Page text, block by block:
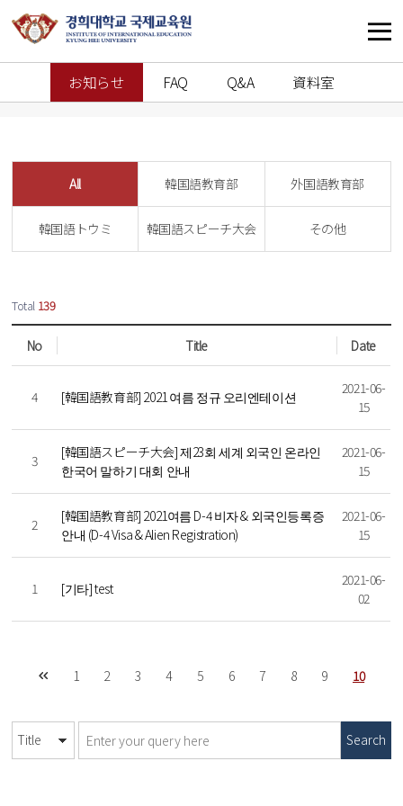
お知らせ FAQ Q&A 資料室
All 韓国語教育部 外国語教育部
韓国語トウミ 韓国語スピーチ大会 その他
Total 139
No Title Date
4 [韓国語教育部] 2021 여름 정규 오리엔테이션
2021-06-
15
3
[韓国語スピーチ大会] 제23회 세계 외국인 온라인
한국어 말하기 대회 안내
2021-06-
15
2
[韓国語教育部] 2021여름 D-4 비자 & 외국인등록증
안내 (D-4 Visa & Alien Registration)
2021-06-
15
1 [기타] test
2021-06-
02
1 2 3 4 5 6 7 8 9 10
Search